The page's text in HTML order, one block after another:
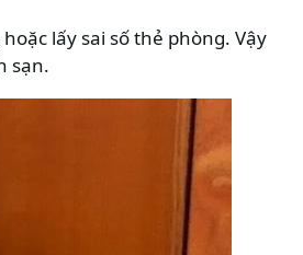
lấy sai số thẻ phòng. Vậy
sạn.